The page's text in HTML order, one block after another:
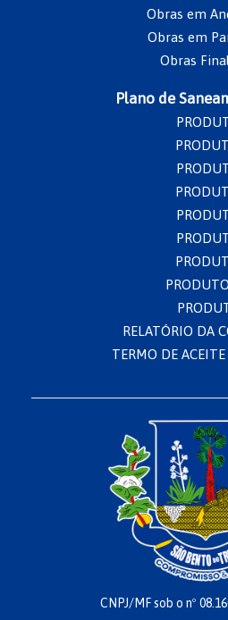
Obras em
Obras em
Obras
Plano de
RELATÓRIO DA
TERMO DE ACEITE
CNPJ/MF sob o nº